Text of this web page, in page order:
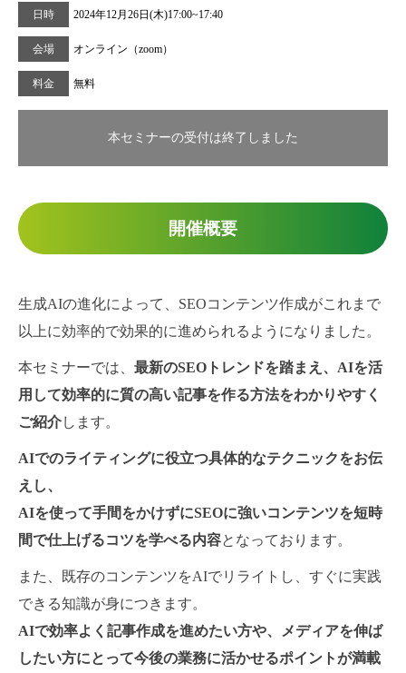
日時 2024年12月26日(木)17:00~17:40
会場 オンライン（zoom）
料金 無料
本セミナーの受付は終了しました
開催概要
生成AIの進化によって、SEOコンテンツ作成がこれまで
以上に効率的で効果的に進められるようになりました。
本セミナーでは、 最新のSEOトレンドを踏まえ、AIを活
用して効率的に質の高い記事を作る方法をわかりやすく
ご紹介します。
AIでのライティングに役立つ具体的なテクニックをお伝
えし、
AIを使って手間をかけずにSEOに強いコンテンツを短時
間で仕上げるコツを学べる内容となっております。
また、既存のコンテンツをAIでリライトし、すぐに実践
できる知識が身につきます。
AIで効率よく記事作成を進めたい方や、メディアを伸ば
したい方にとって今後の業務に活かせるポイントが満載